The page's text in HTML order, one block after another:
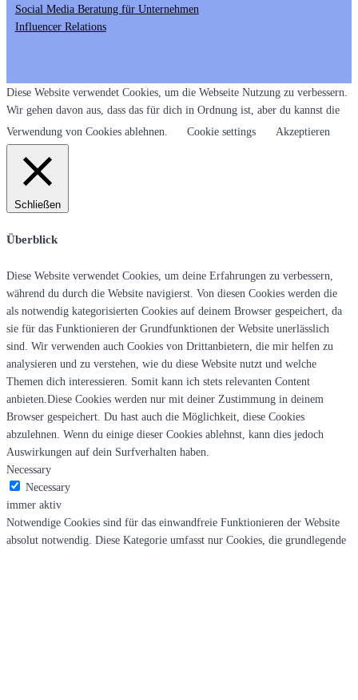
Social Media Beratung für Unternehmen
Influencer Relations
Diese Website verwendet Cookies, um die Webseite Nutzung zu verbessern.
Wir gehen davon aus, dass das für dich in Ordnung ist, aber du kannst die
Verwendung von Cookies ablehnen.
Cookie settings Akzeptieren
Schließen
Überblick
Diese Website verwendet Cookies, um deine Erfahrungen zu verbessern,
während du durch die Website navigierst. Von diesen Cookies werden die
als notwendig kategorisierten Cookies auf deinem Browser gespeichert, da
sie für das Funktionieren der Grundfunktionen der Website unerlässlich
sind. Wir verwenden auch Cookies von Drittanbietern, die mir helfen zu
analysieren und zu verstehen, wie du diese Website nutzt und welche
Themen dich interessieren. Somit kann ich stets relevanten Content
anbieten.Diese Cookies werden nur mit deiner Zustimmung in deinem
Browser gespeichert. Du hast auch die Möglichkeit, diese Cookies
abzulehnen. Wenn du einige dieser Cookies ablehnst, kann dies jedoch
Auswirkungen auf dein Surfverhalten haben.
Necessary
Necessary
immer aktiv
Notwendige Cookies sind für das einwandfreie Funktionieren der Website
absolut notwendig. Diese Kategorie umfasst nur Cookies, die grundlegende